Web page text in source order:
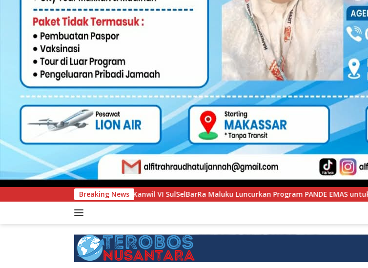
Breaking News
Kanwil VI SulSelBarRa Maluku Luncurkan Program PANDE EMAS untuk Perkuat Pemberdayaan Masyarakat